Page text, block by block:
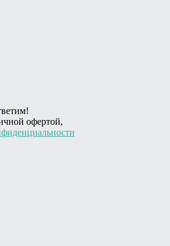
офертой,